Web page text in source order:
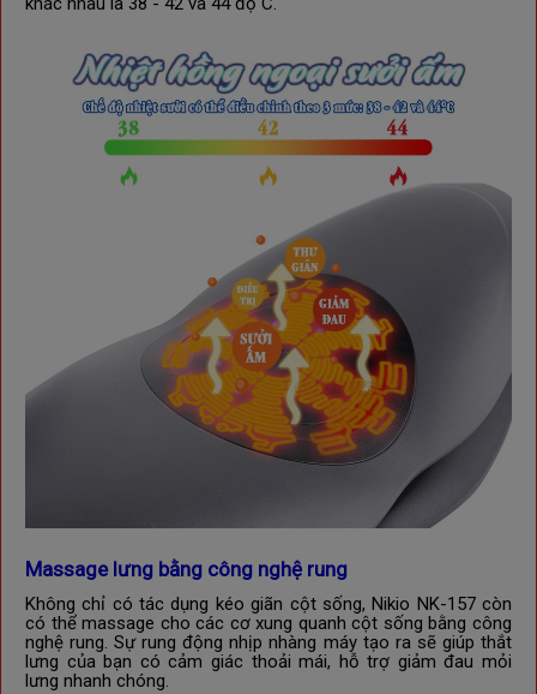
Massage lưng bằng công nghệ rung
Không chỉ có tác dụng kéo giãn cột sống,Nikio NK-157 còn
có thể massage cho các cơ xung quanh cột sống bằng công
nghệ rung. Sự rung động nhịp nhàng máy tạo rasẽ giúp thắt
lưng của bạn có cảm giác thoải mái, hỗ trợ giảm đau mỏi
lưng nhanh chóng.